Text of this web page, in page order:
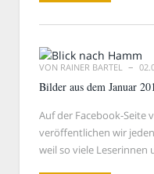
VON RAINER BARTEL
Bilder aus dem Januar
Auf der Facebook-Seite
veröffentlichen wir
weil so viele Leserinnen